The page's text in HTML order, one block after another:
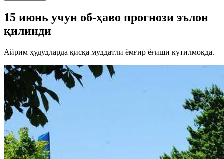
15 июнь учун об-ҳаво прогнози эълон
қилинди
Айрим ҳудудларда қисқа муддатли ёмғир ёғиши кутилмоқда.